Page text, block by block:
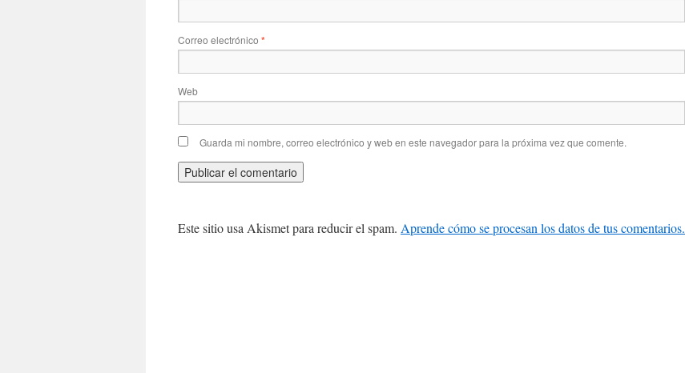
Correo electrónico *
Web
Guarda mi nombre, correo electrónico y web en este navegador para la próxima vez que comente.
Este sitio usa Akismet para reducir el spam. Aprende cómo se procesan los datos de tus comentarios.